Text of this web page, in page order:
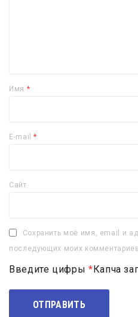
Имя *
E-mail*
Сайт
Сохранить моё имя, email и
последующих моих
Введите цифры * Капча